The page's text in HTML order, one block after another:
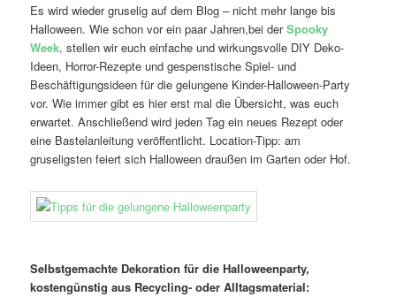
Es wird wieder gruselig auf dem Blog – nicht mehr lange bis
Halloween. Wie schon vor ein paar Jahren,bei derSpooky
Week,stellen wir euch einfache und wirkungsvolle DIY Deko-
Ideen, Horror-Rezepte und gespenstische Spiel- und
Beschäftigungsideen für die gelungene Kinder-Halloween-Party
vor. Wie immer gibt es hier erst mal die Übersicht, was euch
erwartet. Anschließend wird jeden Tag ein neues Rezept oder
eine Bastelanleitung veröffentlicht. Location-Tipp: am
gruseligsten feiert sich Halloween draußen im Garten oder Hof.
Selbstgemachte Dekoration für die Halloweenparty,
kostengünstig aus Recycling- oder Alltagsmaterial: